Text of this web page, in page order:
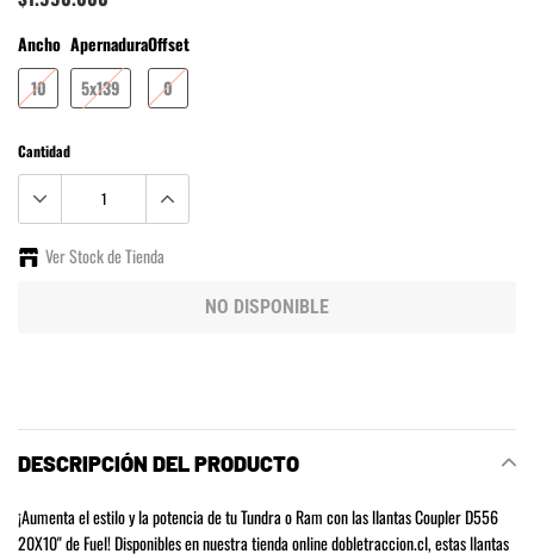
Ancho
10
Apernadura
5x139
Offset
0
Cantidad
Ver Stock de Tienda
NO DISPONIBLE
tu
de
compra
DESCRIPCIÓN DEL PRODUCTO
¡Aumenta el estilo y la potencia de tu Tundra o Ram con las llantas Coupler D556
20X10" de Fuel! Disponibles en nuestra tienda online dobletraccion.cl, estas llantas